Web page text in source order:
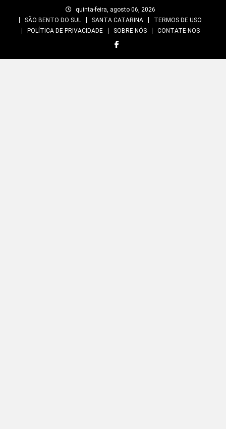
quinta-feira, agosto 06, 2026
SÃO BENTO DO SUL
SANTA CATARINA
TERMOS DE USO
POLÍTICA DE PRIVACIDADE
SOBRE NÓS CONTATE-NOS